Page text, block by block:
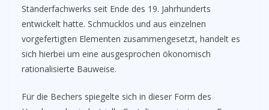
Ständerfachwerks seit Ende des 19. Jahrhunderts
entwickelt hatte. Schmucklos und aus einzelnen
vorgefertigten Elementen zusammengesetzt, handelt es
sich hierbei um eine ausgesprochen ökonomisch
rationalisierte Bauweise.
Für die Bechers spiegelte sich in dieser Form des